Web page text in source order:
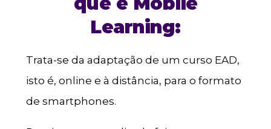
Learning:
Trata-se da adaptação de um curso EAD,
isto é, online e à distância, para o formato
de smartphones.